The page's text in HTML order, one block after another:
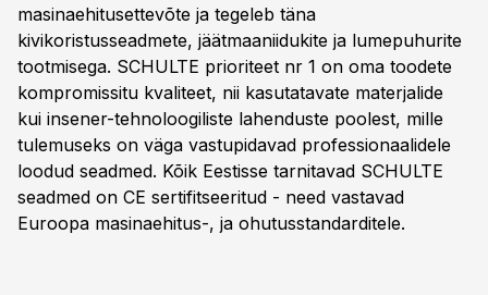
masinaehitusettevõte ja tegeleb täna
kivikoristusseadmete, jäätmaaniidukite ja lumepuhurite
tootmisega. SCHULTE prioriteet nr 1 on oma toodete
kompromissitu kvaliteet, nii kasutatavate materjalide
kui insener-tehnoloogiliste lahenduste poolest, mille
tulemuseks on väga vastupidavad professionaalidele
loodud seadmed. Kõik Eestisse tarnitavad SCHULTE
seadmed on CE sertifitseeritud - need vastavad
Euroopa masinaehitus-, ja ohutusstandarditele.